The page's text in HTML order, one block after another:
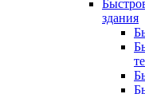
здания